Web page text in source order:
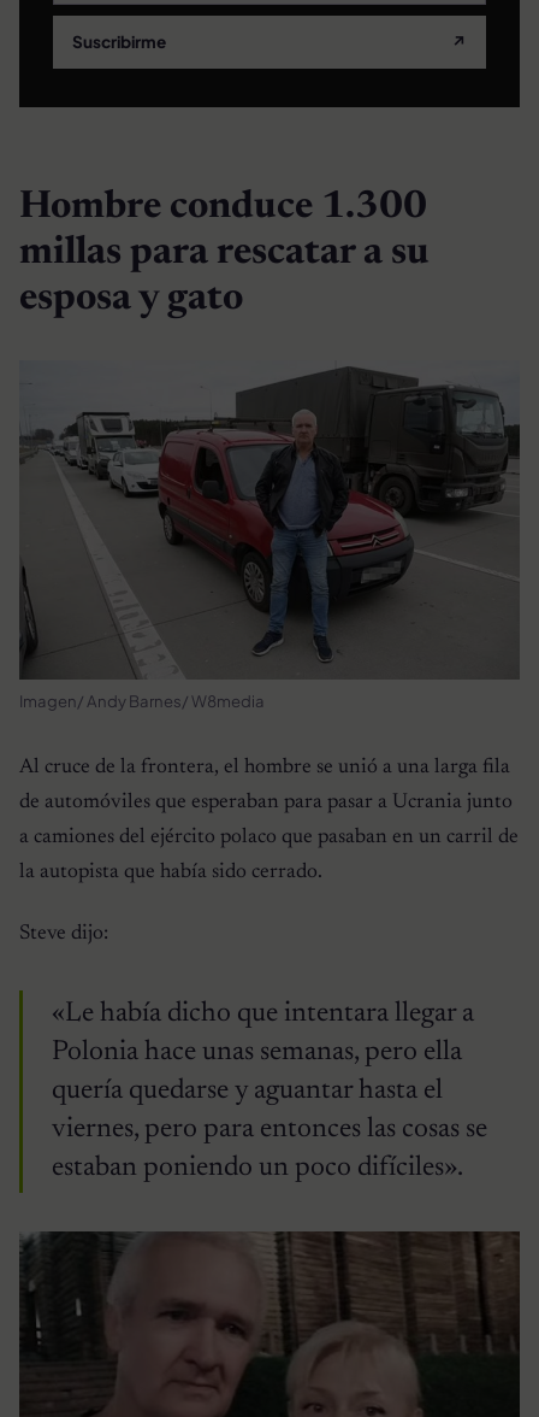
Suscribirme ↗
Hombre conduce 1.300
millas para rescatar a su
esposa y gato
Imagen/ Andy Barnes/ W8media
Al cruce de la frontera, el hombre se unió a una larga fila
de automóviles que esperaban para pasar a Ucrania junto
a camiones del ejército polaco que pasaban en un carril de
la autopista que había sido cerrado.
Steve dijo:
«Le había dicho que intentara llegar a
Polonia hace unas semanas, pero ella
quería quedarse y aguantar hasta el
viernes, pero para entonces las cosas se
estaban poniendo un poco difíciles».